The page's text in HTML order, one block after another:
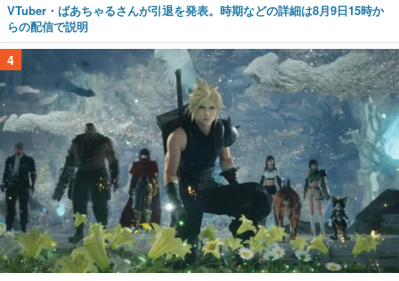
VTuber・ばあちゃるさんが引退を発表。時期などの詳細は8月9日15時か
らの配信で説明
4